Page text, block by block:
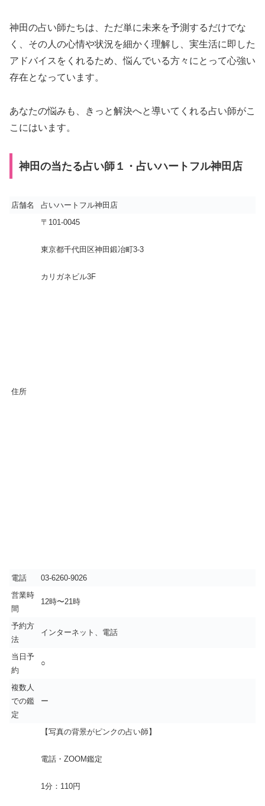
神田の占い師たちは、ただ単に未来を予測するだけでな
く、その人の心情や状況を細かく理解し、実生活に即した
アドバイスをくれるため、悩んでいる方々にとって心強い
存在となっています。
あなたの悩みも、きっと解決へと導いてくれる占い師がこ
こにはいます。
神田の当たる占い師１・占いハートフル神田店
店舗名 占いハートフル神田店
住所
〒101-0045
東京都千代田区神田鍛冶町3-3
カリガネビル3F
電話
03-6260-9026
営業時
間
12時〜21時
予約方
法
インターネット、電話
当日予
約
○
複数人
での鑑
定
ー
【写真の背景がピンクの占い師】
電話・ZOOM鑑定
1分：110円